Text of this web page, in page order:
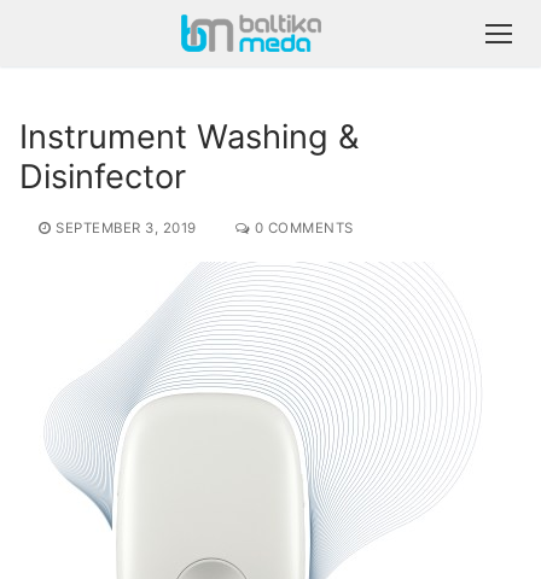
Instrument Washing &
Disinfector
SEPTEMBER 3, 2019 0 COMMENTS